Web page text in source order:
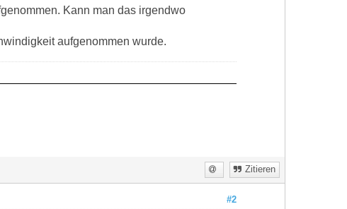
Kann man das irgendwo
aufgenommen wurde.
Zitieren
#2